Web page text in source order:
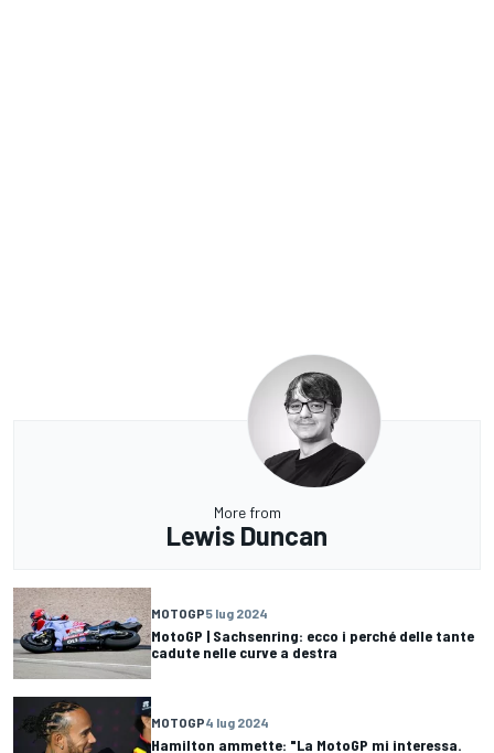
More from
Lewis Duncan
MOTOGP5 lug 2024
MotoGP | Sachsenring: ecco i perché delle tante
cadute nelle curve a destra
MOTOGP4 lug 2024
Hamilton ammette: "La MotoGP mi interessa.